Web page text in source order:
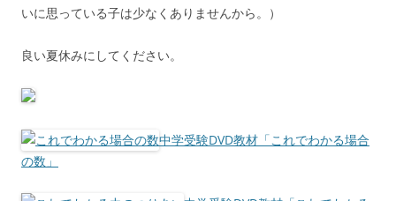
いに思っている子は少なくありませんから。）
良い夏休みにしてください。
中学受験DVD教材「これでわかる場合
の数」